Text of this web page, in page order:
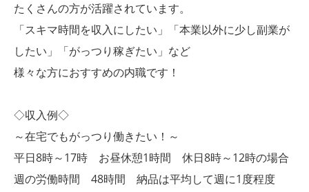
たくさんの方が活躍されています。
「スキマ時間を収入にしたい」「本業以外に少し副業が
したい」「がっつり稼ぎたい」など
様々な方におすすめの内職です！
◇収入例◇
～在宅でもがっつり働きたい！～
平日8時～17時 お昼休憩1時間 休日8時～12時の場合
週の労働時間 48時間 納品は平均して週に1度程度